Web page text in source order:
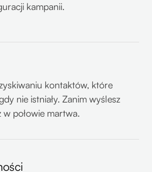
kampanii.
kontaktów, które
nie istniały. Zanim wyślesz
w połowie martwa.